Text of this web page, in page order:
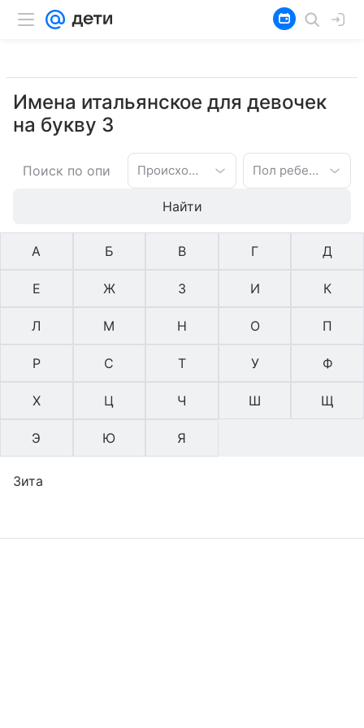
Имена итальянское для девочек
на букву З
Происхождение имени Пол ребенка
Найти
А Б В Г Д
Е Ж З И К
Л М Н О П
Р С Т У Ф
Х Ц Ч Ш Щ
Э Ю Я
Зита